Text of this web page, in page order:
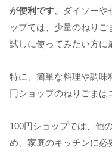
が便利です。
ダイソーや
ップでは、少量のねりご
試しに使ってみたい方に
特に、簡単な料理や調味
円ショップのねりごまは
100円ショップでは、他
め、家庭のキッチンに必